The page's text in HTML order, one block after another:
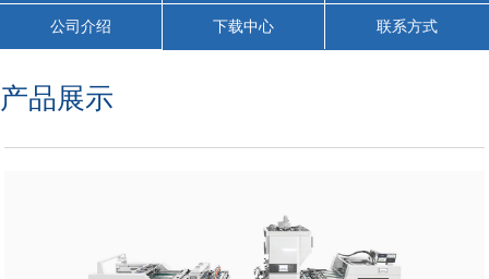
公司介绍 下载中心 联系方式
产品展示